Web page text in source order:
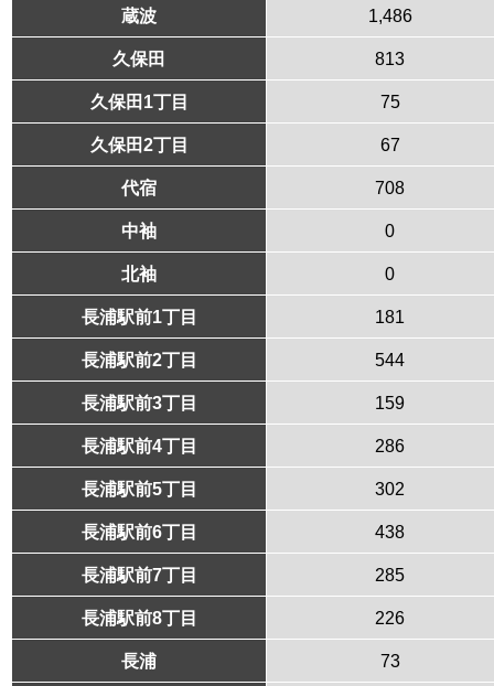
蔵波 1,486
久保田 813
久保田1丁目 75
久保田2丁目 67
代宿 708
中袖 0
北袖 0
長浦駅前1丁目 181
長浦駅前2丁目 544
長浦駅前3丁目 159
長浦駅前4丁目 286
長浦駅前5丁目 302
長浦駅前6丁目 438
長浦駅前7丁目 285
長浦駅前8丁目 226
長浦 73